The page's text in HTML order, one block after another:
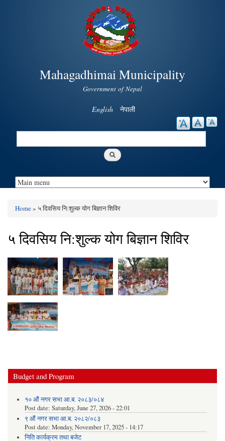
Skip to
main
content
Mahagadhimai Municipality
Government of Nepal
English नेपाली
Search
Home» ५ दिवसिय नि:शुल्क योग बिज्ञान शिविर
५ दिवसिय नि:शुल्क योग बिज्ञान शिविर
Budget and Program
१० औं नगर सभा आ.ब. २०८३/०८४
Post date: Saturday, June 27, 2026 - 22:01
९ औं नगर सभा आ.ब. २०८२/०८३
Post date: Monday, November 17, 2025 - 14:17
निति कार्यक्रम तथा बजेट